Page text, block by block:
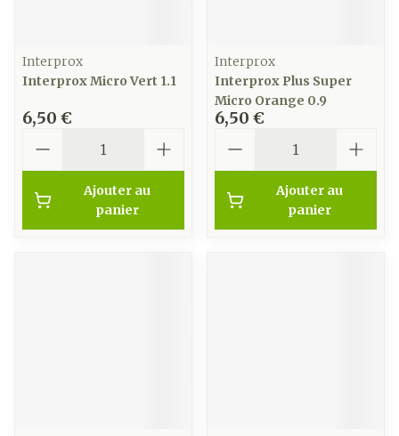
Interprox
Interprox Micro Vert 1.1
6,50 €
Ajouter au
panier
Interprox
Interprox Plus Super
Micro Orange 0.9
6,50 €
Ajouter au
panier